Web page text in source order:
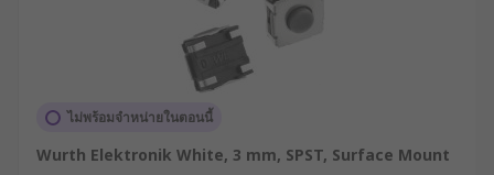
การเลือกใช้แท็กสวิตช์สัมผัสขึ้นอยู่กับฟังก์ชันการ
ทำงานและลักษณะการติดตั้ง โดยประเภทที่ได้รับการ
ยอมรับตามมาตรฐานสากลและใช้กันอย่างแพร่หลาย
1. แบ่งตามลักษณะการทำงาน
ไม่พร้อมจำหน่ายในตอนนี้
Wurth Elektronik White, 3 mm, SPST, Surface Mount